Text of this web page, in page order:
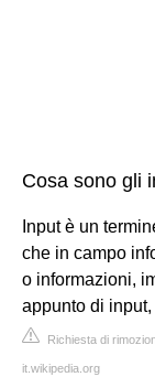
Cosa sono gli
Input è un
che in campo
o informazioni,
appunto di
Richiesta di
it.wikipedia.org